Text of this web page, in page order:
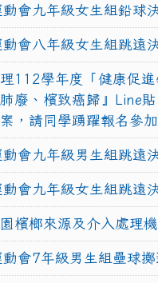
會九年級女生組鉛球
會八年級女生組跳遠
112學年度「健康促
廢、檳致癌歸』Line
，請同學踴躍報名參加
會九年級男生組跳遠
會九年級女生組跳遠
檳榔來源及介入處理機
會7年級男生組壘球